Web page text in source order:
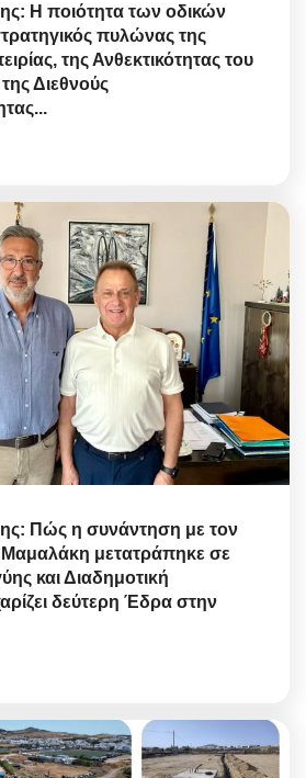
Η ποιότητα των οδικών
πυλώνας της
της Ανθεκτικότητας του
Διεθνούς
Πώς η συνάντηση με τον
Μαμαλάκη μετατράπηκε σε
και Διαδημοτική
δεύτερη Έδρα στην